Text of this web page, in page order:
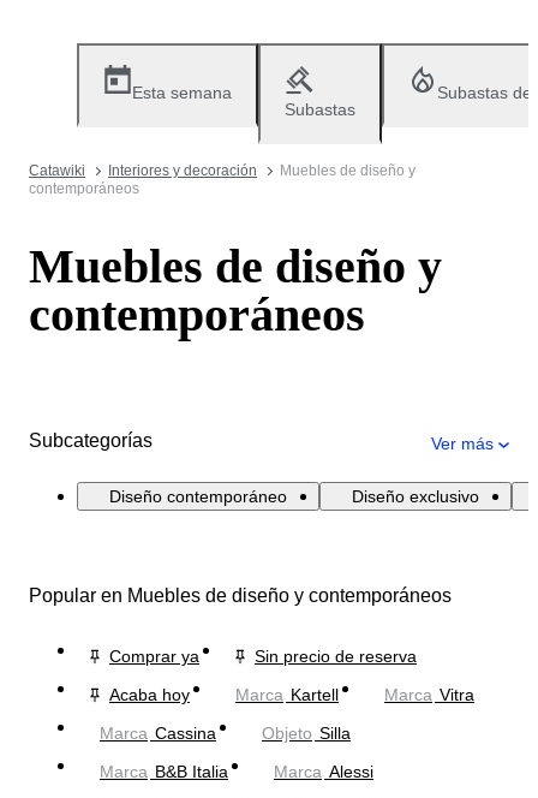
Esta semana
Subastas
Subastas
Catawiki Interiores y decoración
Muebles de diseño y
contemporáneos
Muebles de diseño y
contemporáneos
Subcategorías Ver más
Diseño contemporáneo Diseño exclusivo
Popular en Muebles de diseño y contemporáneos
Comprar ya
Sin precio de reserva
Acaba hoy
Marca Kartell Marca Vitra
Marca Cassina Objeto Silla
Marca B&B Italia Marca Alessi